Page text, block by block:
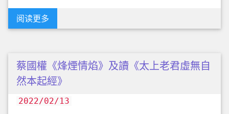
阅读更多
蔡國權《烽煙情焰》及讀《太上老君虛無自
然本起經》
2022/02/13